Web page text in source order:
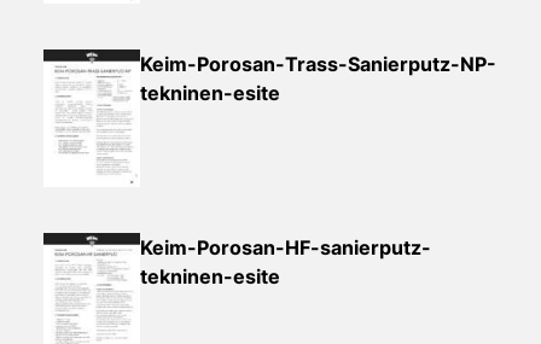
Keim-Porosan-Trass-Sanierputz-NP-
tekninen-esite
Keim-Porosan-HF-sanierputz-
tekninen-esite